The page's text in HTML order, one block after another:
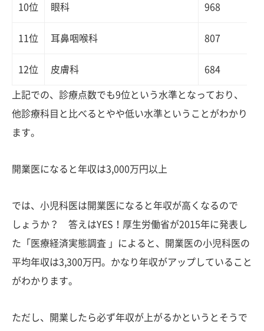
10位 眼科 968
11位 耳鼻咽喉科 807
12位 皮膚科 684
上記での、診療点数でも9位という水準となっており、
他診療科目と比べるとやや低い水準ということがわかり
ます。
開業医になると年収は3,000万円以上
では、小児科医は開業医になると年収が高くなるので
しょうか？ 答えはYES！厚生労働省が2015年に発表し
た「医療経済実態調査 」によると、開業医の小児科医の
平均年収は3,300万円。かなり年収がアップしていること
がわかります。
ただし、開業したら必ず年収が上がるかというとそうで